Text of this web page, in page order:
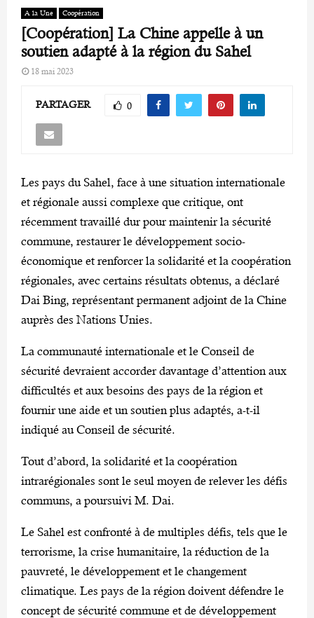
A la Une Coopération
[Coopération] La Chine appelle à un
soutien adapté à la région du Sahel
18 mai 2023
PARTAGER 0
Les pays du Sahel, face à une situation internationale
et régionale aussi complexe que critique, ont
récemment travaillé dur pour maintenir la sécurité
commune, restaurer le développement socio-
économique et renforcer la solidarité et la coopération
régionales, avec certains résultats obtenus, a déclaré
Dai Bing, représentant permanent adjoint de la Chine
auprès des Nations Unies.
La communauté internationale et le Conseil de
sécurité devraient accorder davantage d’attention aux
difficultés et aux besoins des pays de la région et
fournir une aide et un soutien plus adaptés, a-t-il
indiqué au Conseil de sécurité.
Tout d’abord, la solidarité et la coopération
intrarégionales sont le seul moyen de relever les défis
communs, a poursuivi M. Dai.
Le Sahel est confronté à de multiples défis, tels que le
terrorisme, la crise humanitaire, la réduction de la
pauvreté, le développement et le changement
climatique. Les pays de la région doivent défendre le
concept de sécurité commune et de développement